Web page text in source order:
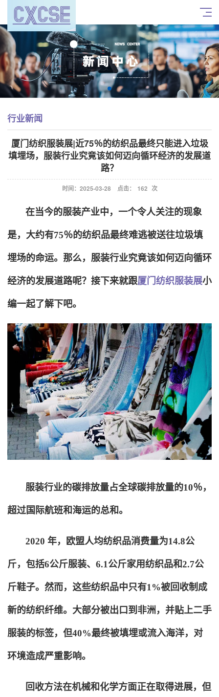
行业新闻
厦门纺织服装展|近75％的纺织品最终只能进入垃圾
填埋场，服装行业究竟该如何迈向循环经济的发展道
路？
时间：2025-03-28 点击： 162 次
在当今的服装产业中，一个令人关注的现象
是，大约有75％的纺织品最终难逃被送往垃圾填
埋场的命运。那么，服装行业究竟该如何迈向循环
经济的发展道路呢？接下来就跟厦门纺织服装展小
编一起了解下吧。
服装行业的碳排放量占全球碳排放量的10％，
超过国际航班和海运的总和。
2020 年，欧盟人均纺织品消费量为14.8公
斤，包括6公斤服装、6.1公斤家用纺织品和2.7公
斤鞋子。然而，这些纺织品中只有1%被回收制成
新的纺织纤维。大部分被出口到非洲，并贴上二手
服装的标签，但40%最终被填埋或流入海洋，对
环境造成严重影响。
回收方法在机械和化学方面正在取得进展，但